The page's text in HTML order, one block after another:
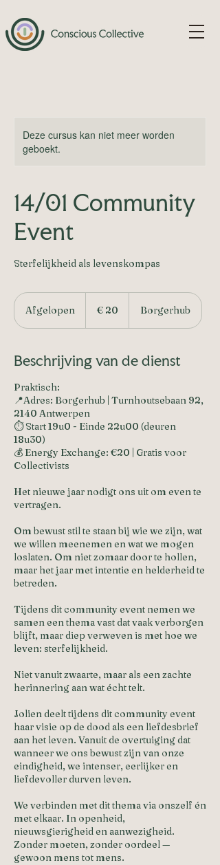
Deze cursus kan niet meer worden
geboekt.
14/01 Community
Event
Sterfelijkheid als levenskompas
Afgelopen
l
e
n
€ 20 Borgerhub
Beschrijving van de dienst
Praktisch:
📍Adres: Borgerhub | Turnhoutsebaan 92,
2140 Antwerpen
⏱️ Start 19u0 - Einde 22u00 (deuren
18u30)
💰 Energy Exchange: €20 | Gratis voor
Collectivists
Het nieuwe jaar nodigt ons uit om even te
vertragen.
Om bewust stil te staan bij wie we zijn, wat
we willen meenemen en wat we mogen
loslaten. Om niet zomaar door te hollen,
maar het jaar met intentie en helderheid te
betreden.
Tijdens dit community event nemen we
samen een thema vast dat vaak verborgen
blijft, maar diep verweven is met hoe we
leven: sterfelijkheid.
Niet vanuit zwaarte, maar als een zachte
herinnering aan wat écht telt.
Jolien deelt tijdens dit community event
haar visie op de dood als een liefdesbrief
aan het leven. Vanuit de overtuiging dat
wanneer we ons bewust zijn van onze
eindigheid, we intenser, eerlijker en
liefdevoller durven leven.
We verbinden met dit thema via onszelf én
met elkaar. In openheid,
nieuwsgierigheid en aanwezigheid.
Zonder moeten, zonder oordeel —
gewoon mens tot mens.